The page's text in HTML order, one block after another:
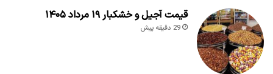
قیمت آجیل و خشکبار ۱۹ مرداد ۱۴۰۵
29 دقیقه پیش